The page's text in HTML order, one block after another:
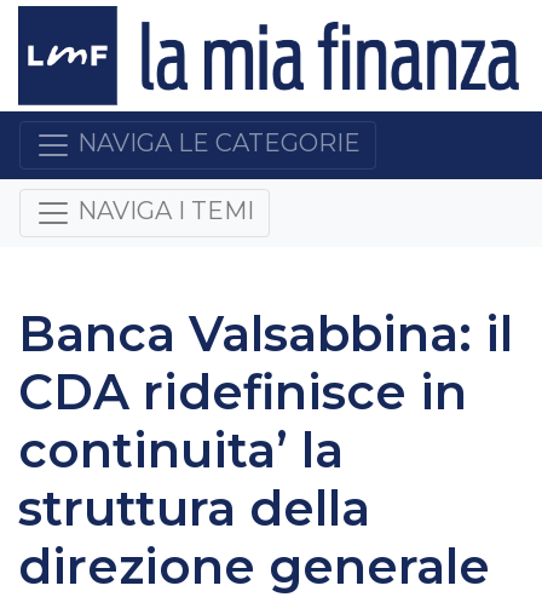
NAVIGA LE CATEGORIE
NAVIGA I TEMI
Banca Valsabbina: il
CDA ridefinisce in
continuita’ la
struttura della
direzione generale